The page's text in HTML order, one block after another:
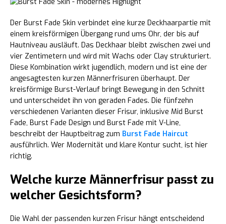
Der Burst Fade Skin verbindet eine kurze Deckhaarpartie mit
einem kreisförmigen Übergang rund ums Ohr, der bis auf
Hautniveau ausläuft. Das Deckhaar bleibt zwischen zwei und
vier Zentimetern und wird mit Wachs oder Clay strukturiert.
Diese Kombination wirkt jugendlich, modern und ist eine der
angesagtesten kurzen Männerfrisuren überhaupt. Der
kreisförmige Burst-Verlauf bringt Bewegung in den Schnitt
und unterscheidet ihn von geraden Fades. Die fünfzehn
verschiedenen Varianten dieser Frisur, inklusive Mid Burst
Fade, Burst Fade Design und Burst Fade mit V-Line,
beschreibt der Hauptbeitrag zum Burst Fade Haircut
ausführlich. Wer Modernität und klare Kontur sucht, ist hier
richtig.
Welche kurze Männerfrisur passt zu
welcher Gesichtsform?
Die Wahl der passenden kurzen Frisur hängt entscheidend